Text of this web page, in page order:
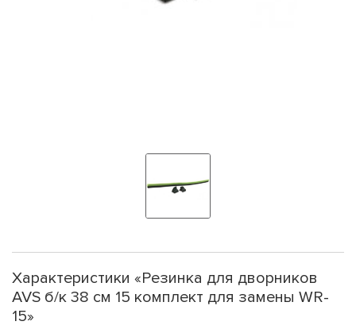
Характеристики «Резинка для дворников
AVS б/к 38 см 15 комплект для замены WR-
15»